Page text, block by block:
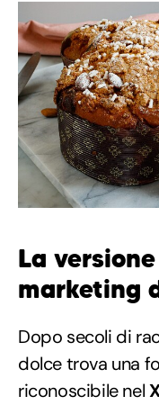
La
marketing
Dopo secoli di
dolce trova una
riconoscibile nel